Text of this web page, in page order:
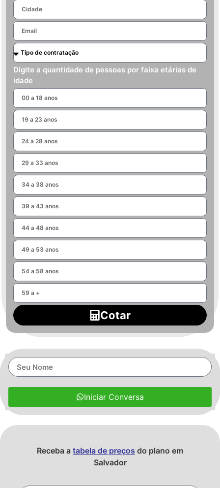
Digite a quantidade de pessoas por faixa etárias de
idade
Cotar
Iniciar Conversa
Receba a tabela de preços do plano em
Salvador